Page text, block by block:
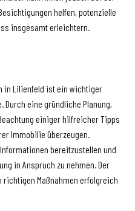
helfen, potenzielle
insgesamt erleichtern.
in Lilienfeld ist ein wichtiger
eine gründliche Planung,
einiger hilfreicher Tipps
Immobilie überzeugen.
bereitzustellen und
in Anspruch zu nehmen. Der
richtigen Maßnahmen erfolgreich